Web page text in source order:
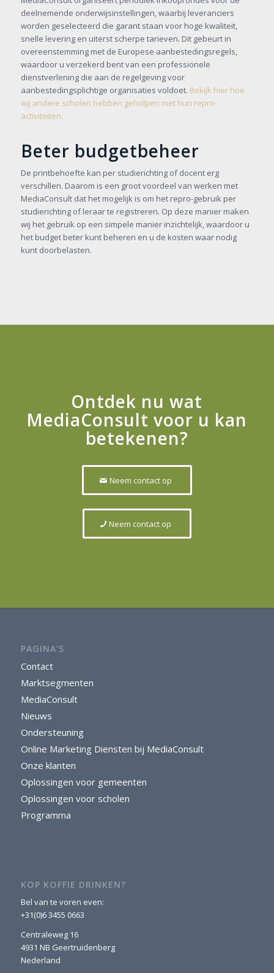
deelnemende onderwijsinstellingen, waarbij leveranciers
worden geselecteerd die garant staan voor hoge kwaliteit,
snelle levering en uiterst scherpe tarieven. Dit gebeurt in
overeenstemming met de Europese aanbestedingsregels,
waardoor u verzekerd bent van een professionele
dienstverlening die aan de regelgeving voor
aanbestedingsplichtige organisaties voldoet. Bekijk hier hoe
wij andere scholen hebben geholpen met hun repro-
activiteiten.
Beter budgetbeheer
De printbehoefte kan per studierichting of docent erg
verschillen. Daarom is een groot voordeel van werken met
MediaConsult dat het mogelijk is om het repro-gebruik per
studierichting of leraar te registreren. Op deze manier maken
wij het gebruik op een simpele manier inzichtelijk, waardoor u
het budget beter kunt beheren en u de kosten waar nodig
kunt doorbelasten.
Ontdek nu wat
MediaConsult voor u kan
betekenen?
Neem contact op
Neem contact op
PAGINA’S
Contact
Marktsegmenten
MediaConsult
Nieuws
Ondersteuning
Online Marketing Diensten bij MediaConsult
Onze klanten
Oplossingen voor gemeenten
Oplossingen voor scholen
Programma
KOP KOFFIE DRINKEN?
Bel van te voren even:
+31(0)6 3455 0663
Centraleweg 16
4931 NB Geertruidenberg
Nederland